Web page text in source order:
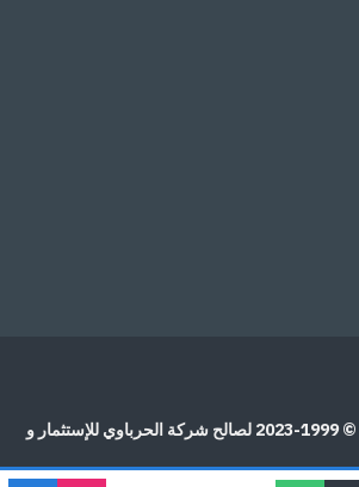
جميع الحقوق محفوظة © 1999-2023 لصالح شركة الحرباوي للإستثمار و